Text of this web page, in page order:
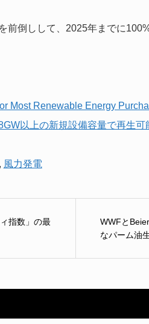
前倒しして、2025年までに
Most Renewable Energy
以上の新規設備容量で再生
, 風力発電
指数」の最
WWFと
なパーム油